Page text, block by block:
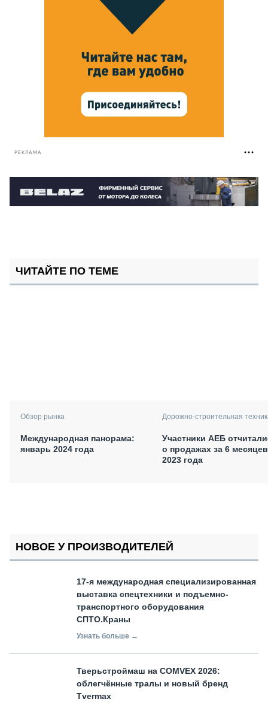
РЕКЛАМА
ЧИТАЙТЕ ПО ТЕМЕ
Обзор рынка
Международная панорама:
январь 2024 года
Дорожно-строительная
Участники АЕБ
о продажах за 6 месяцев
2023 года
НОВОЕ У ПРОИЗВОДИТЕЛЕЙ
17-я международная специализированная
выставка спецтехники и подъемно-
транспортного оборудования
СПТО.Краны
Узнать больше →
Тверьстроймаш на COMVEX 2026:
облегчённые тралы и новый бренд
Tvermax